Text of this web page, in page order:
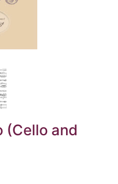
(Cello and